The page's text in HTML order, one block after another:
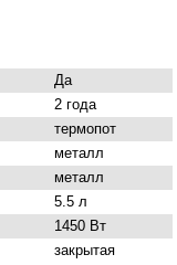
Да
2 года
термопот
металл
металл
5.5 л
1450 Вт
закрытая